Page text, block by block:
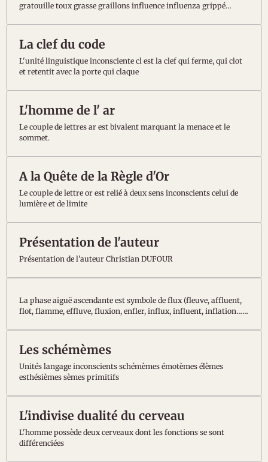
gratouille toux grasse graillons influence influenza grippé
La clef du code
L'unité linguistique inconsciente cl est la clef qui ferme, qui clot
et retentit avec la porte qui claque
L'homme de l' ar
Le couple de lettres ar est bivalent marquant la menace et le
sommet.
A la Quête de la Règle d'Or
Le couple de lettre or est relié à deux sens inconscients celui de
lumière et de limite
Présentation de l'auteur
Présentation de l'auteur Christian DUFOUR
La phase aiguë ascendante est symbole de flux (fleuve, affluent,
flot, flamme, effluve, fluxion, enfler, influx, influent, inflation…)
flagada, fléchi, flétri, flapi, flop, flasque, flemme, floué, fluet,
flippant, déflation…). Ce petit signe diacritique,
Les schémèmes
Unités langage inconscients schémèmes émotèmes élèmes
esthésièmes sèmes primitifs
L'indivise dualité du cerveau
L'homme possède deux cerveaux dont les fonctions se sont
différenciées